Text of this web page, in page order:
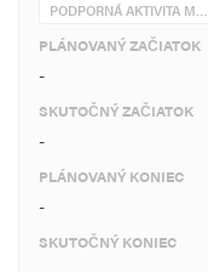
PODPORNÁ AKTIVITA M…
PLÁNOVANÝ ZAČIATOK
-
SKUTOČNÝ ZAČIATOK
-
PLÁNOVANÝ KONIEC
-
SKUTOČNÝ KONIEC